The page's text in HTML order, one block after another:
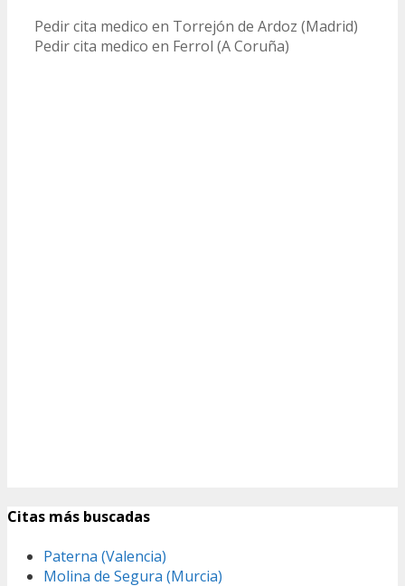
Pedir cita medico en Torrejón de Ardoz (Madrid)
Pedir cita medico en Ferrol (A Coruña)
Citas más buscadas
Paterna (Valencia)
Molina de Segura (Murcia)